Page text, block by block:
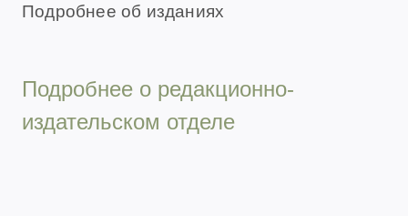
Подробнее об изданиях
Подробнее о редакционно-
издательском отделе